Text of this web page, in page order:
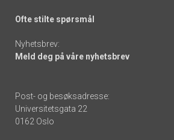
Ofte stilte spørsmål
Nyhetsbrev:
Meld deg på våre nyhetsbrev
Post- og besøksadresse:
Universitetsgata 22
0162 Oslo